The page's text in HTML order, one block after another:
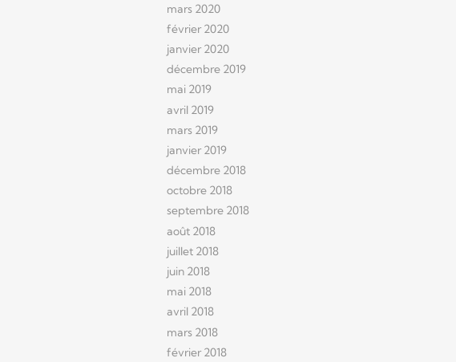
mars 2020
février 2020
janvier 2020
décembre 2019
mai 2019
avril 2019
mars 2019
janvier 2019
décembre 2018
octobre 2018
septembre 2018
août 2018
juillet 2018
juin 2018
mai 2018
avril 2018
mars 2018
février 2018